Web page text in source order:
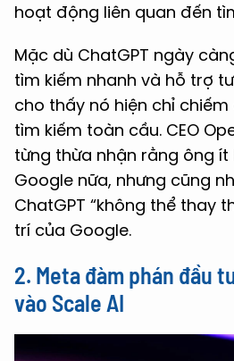
hoạt động liên quan đến
Mặc dù ChatGPT ngày
tìm kiếm nhanh và hỗ trợ
cho thấy nó hiện chỉ chiếm
tìm kiếm toàn cầu. CEO
từng thừa nhận rằng ông ít
Google nữa, nhưng cũng
ChatGPT “không thể thay
trí của Google.
2. Meta đàm phán đầu
vào Scale AI